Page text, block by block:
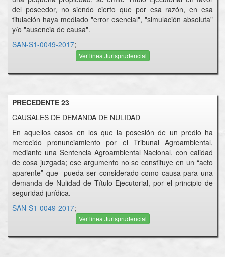
del poseedor, no siendo cierto que por esa razón, en esa
titulación haya mediado "error esencial", "simulación absoluta"
y/o "ausencia de causa".
SAN-S1-0049-2017;
Ver linea Jurisprudencial
PRECEDENTE 23
CAUSALES DE DEMANDA DE NULIDAD
En aquellos casos en los que la posesión de un predio ha
merecido pronunciamiento por el Tribunal Agroambiental,
mediante una Sentencia Agroambiental Nacional, con calidad
de cosa juzgada; ese argumento no se constituye en un “acto
aparente” que pueda ser considerado como causa para una
demanda de Nulidad de Título Ejecutorial, por el principio de
seguridad jurídica.
SAN-S1-0049-2017;
Ver linea Jurisprudencial